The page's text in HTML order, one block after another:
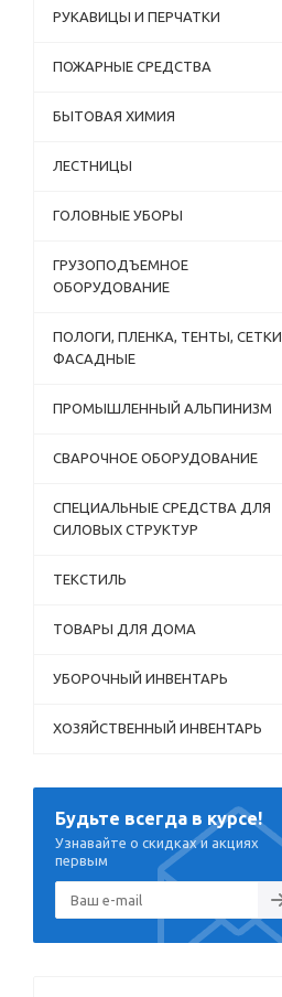
РУКАВИЦЫ И ПЕРЧАТКИ
ПОЖАРНЫЕ СРЕДСТВА
БЫТОВАЯ ХИМИЯ
ЛЕСТНИЦЫ
ГОЛОВНЫЕ УБОРЫ
ГРУЗОПОДЪЕМНОЕ
ОБОРУДОВАНИЕ
ПОЛОГИ, ПЛЕНКА, ТЕНТЫ, СЕТКИ
ФАСАДНЫЕ
ПРОМЫШЛЕННЫЙ АЛЬПИНИЗМ
СВАРОЧНОЕ ОБОРУДОВАНИЕ
СПЕЦИАЛЬНЫЕ СРЕДСТВА ДЛЯ
СИЛОВЫХ СТРУКТУР
ТЕКСТИЛЬ
ТОВАРЫ ДЛЯ ДОМА
УБОРОЧНЫЙ ИНВЕНТАРЬ
ХОЗЯЙСТВЕННЫЙ ИНВЕНТАРЬ
Будьте всегда в курсе!
Узнавайте о скидках и акциях
первым